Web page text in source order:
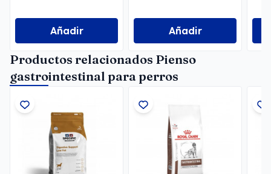
Añadir Añadir
Productos relacionados Pienso
gastrointestinal para perros